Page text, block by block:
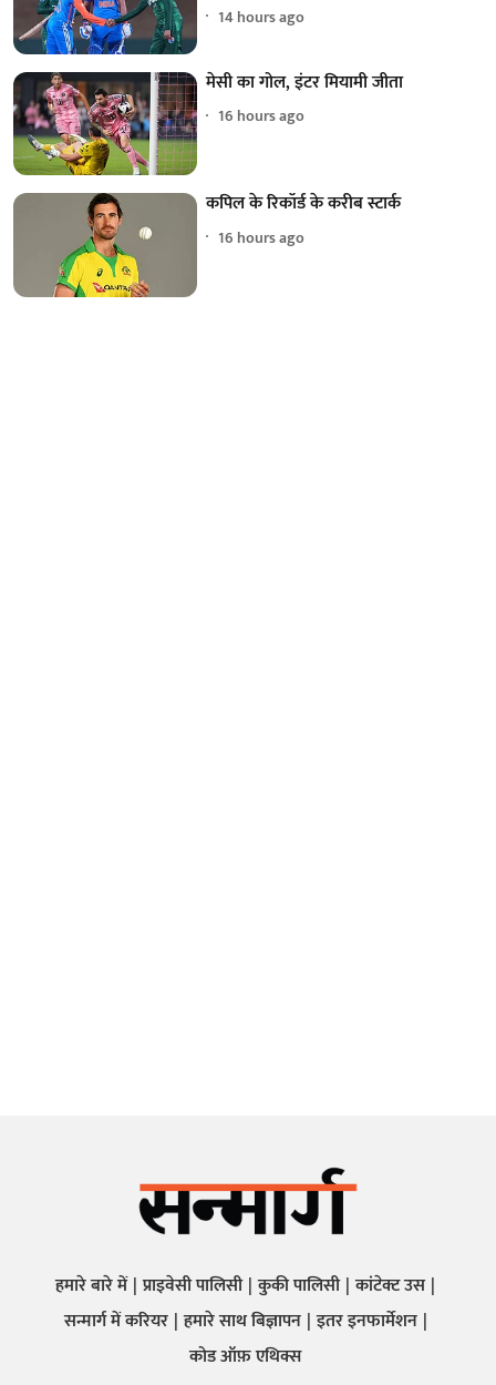
14 hours ago
मेसी का गोल, इंटर मियामी जीता
16 hours ago
कपिल के रिकॉर्ड के करीब स्टार्क
16 hours ago
हमारे बारे में प्राइवेसी पालिसी कुकी पालिसी कांटेक्ट उस
सन्मार्ग में करियर हमारे साथ बिज्ञापन इतर इनफार्मेशन
कोड ऑफ़ एथिक्स